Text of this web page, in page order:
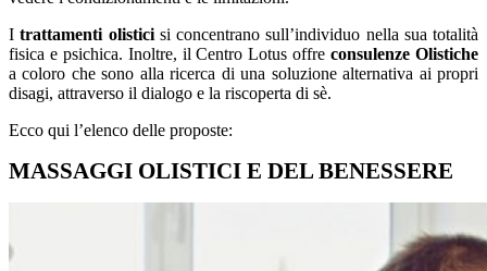
Itrattamenti olisticisi concentrano sull’individuo nella sua totalità
fisica e psichica. Inoltre, il Centro Lotus offreconsulenze Olistiche
a coloro che sono alla ricerca di una soluzione alternativa ai propri
disagi, attraverso il dialogo e la riscoperta di sè.
Ecco qui l’elenco delle proposte:
MASSAGGI OLISTICI E DEL BENESSERE